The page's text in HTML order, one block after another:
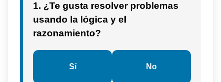
1. ¿Te gusta resolver problemas
usando la lógica y el
razonamiento?
Sí No